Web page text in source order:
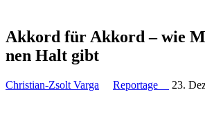
Akkord für Akkord – wie
nen Halt gibt
Christian-Zsolt Varga Reportage 23.